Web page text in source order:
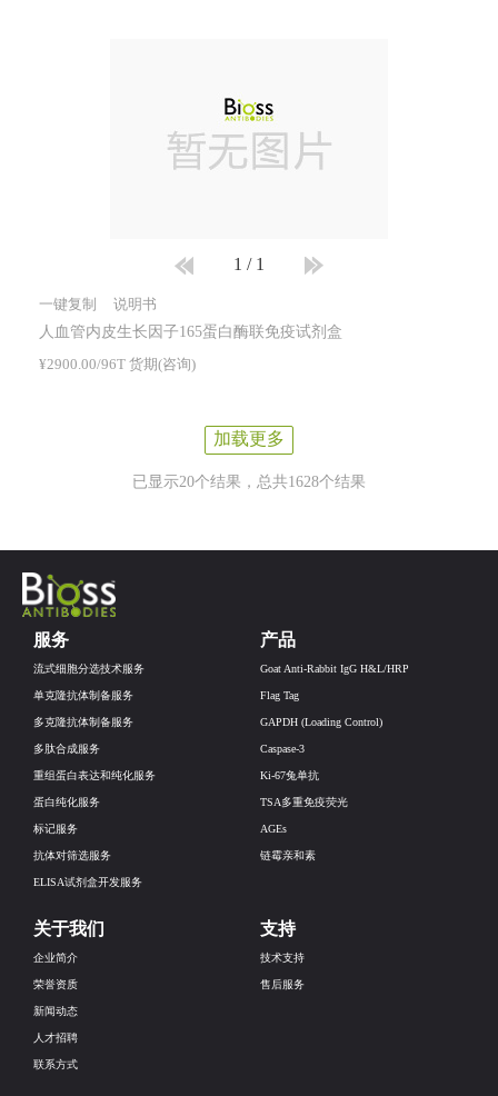
1 / 1
一键复制 说明书
人血管内皮生长因子165蛋白酶联免疫试剂盒
¥2900.00/96T 货期(咨询)
加载更多
已显示20个结果，总共1628个结果
产品
Goat Anti-Rabbit IgG H&L/HRP
Flag Tag
GAPDH (Loading Control)
Caspase-3
Ki-67兔单抗
TSA多重免疫荧光
AGEs
链霉亲和素
服务
流式细胞分选技术服务
单克隆抗体制备服务
多克隆抗体制备服务
多肽合成服务
重组蛋白表达和纯化服务
蛋白纯化服务
标记服务
抗体对筛选服务
ELISA试剂盒开发服务
支持
技术支持
售后服务
关于我们
企业简介
荣誉资质
新闻动态
人才招聘
联系方式